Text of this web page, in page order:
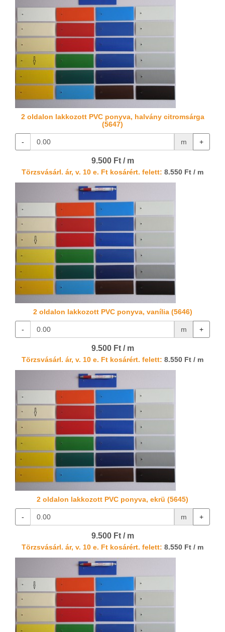
2 oldalon lakkozott PVC ponyva, halvány citromsárga
(5647)
- m +
9.500 Ft / m
Törzsvásárl. ár, v. 10 e. Ft kosárért. felett: 8.550 Ft / m
2 oldalon lakkozott PVC ponyva, vanília (5646)
- m +
9.500 Ft / m
Törzsvásárl. ár, v. 10 e. Ft kosárért. felett: 8.550 Ft / m
2 oldalon lakkozott PVC ponyva, ekrü (5645)
- m +
9.500 Ft / m
Törzsvásárl. ár, v. 10 e. Ft kosárért. felett: 8.550 Ft / m